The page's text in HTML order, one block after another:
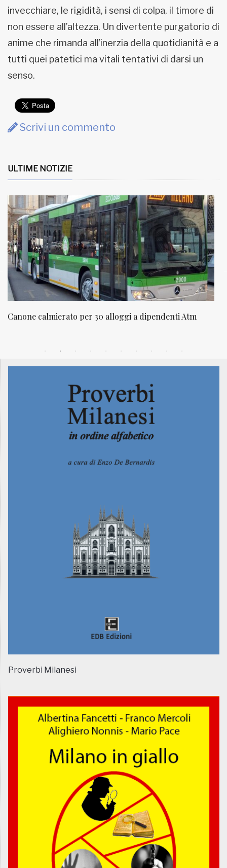
invecchiare, le rigidità, i sensi di colpa, il timore di
non essere all’altezza. Un divertente purgatorio di
anime che rimanda all’inerzia della quotidianità e a
tutti quei patetici ma vitali tentativi di darsi un
senso.
Scrivi un commento
ULTIME NOTIZIE
Canone calmierato per 30 alloggi a dipendenti Atm
Proverbi Milanesi